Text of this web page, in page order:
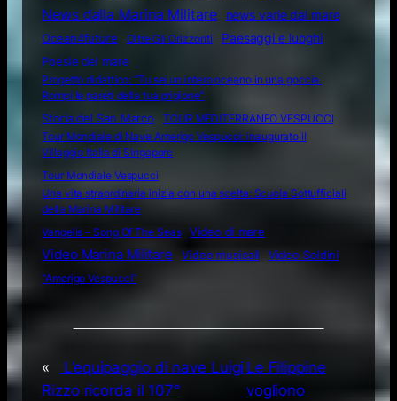
News dalla Marina Militare
news varie dal mare
Ocean4future
Oltre Gli Orizzonti
Paesaggi e luoghi
Poesie del mare
Progetto didattico: “Tu sei un intero oceano in una goccia.
Rompi le pareti della tua prigione”
Storia del San Marco
TOUR MEDITERRANEO VESPUCCI
Tour Mondiale di Nave Amerigo Vespucci: inaugurato il
Villaggio Italia di Singapore
Tour Mondiale Vespucci
Una vita straordinaria inizia con una scelta: Scuola Sottufficiali
della Marina Militare
Vangelis – Song Of The Seas
Video di mare
Video Marina Militare Video musicali
Video Soldini
“Amerigo Vespucci”
«
L’equipaggio di nave Luigi
Rizzo ricorda il 107°
Le Filippine
vogliono